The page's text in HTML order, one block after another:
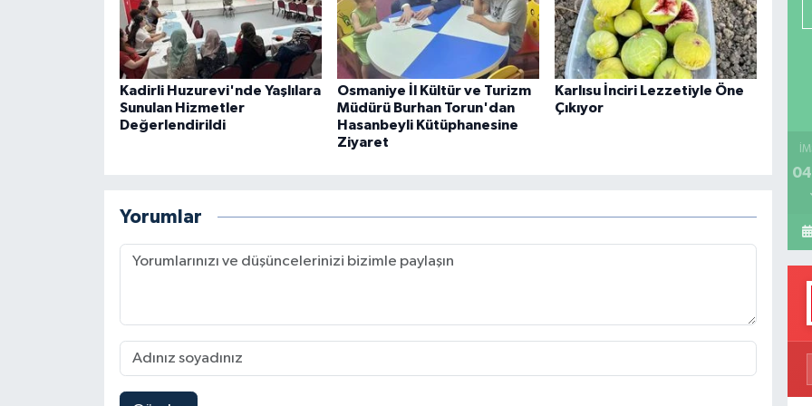
Kadirli Huzurevi'nde Yaşlılara
Sunulan Hizmetler
Değerlendirildi
Osmaniye İl Kültür ve Turizm
Müdürü Burhan Torun'dan
Hasanbeyli Kütüphanesine
Ziyaret
Karlısu İnciri Lezzetiyle Öne
Çıkıyor
Yorumlar